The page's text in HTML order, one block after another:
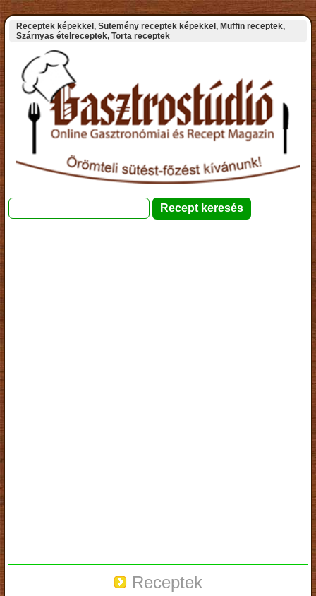
Receptek képekkel, Sütemény receptek képekkel, Muffin receptek,
Szárnyas ételreceptek, Torta receptek
Receptek